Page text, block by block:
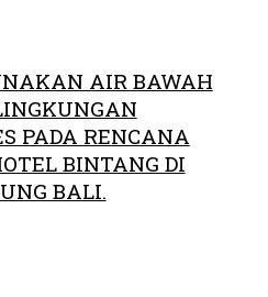
AIR BAWAH
PADA RENCANA
BINTANG DI
BALI.